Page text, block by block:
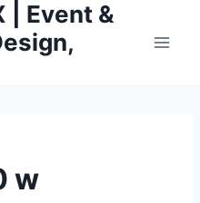
| Event &
w